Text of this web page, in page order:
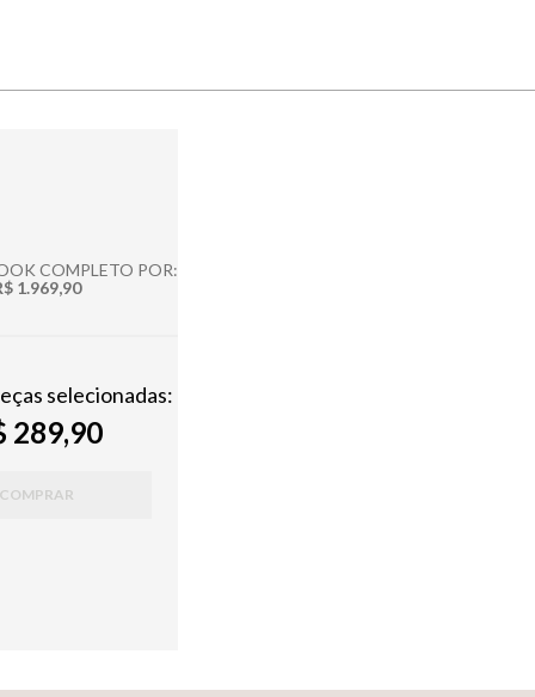
COMPLETO POR:
1.969,90
selecionadas:
289,90
COMPRAR